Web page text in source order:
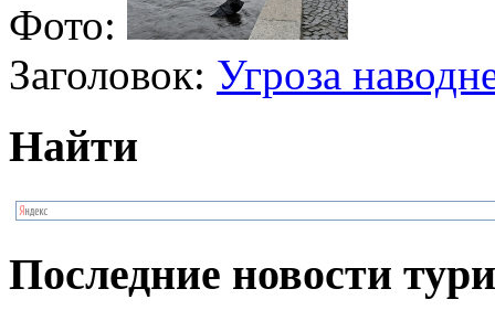
Фото:
Заголовок: Угроза
Найти
Последние новости